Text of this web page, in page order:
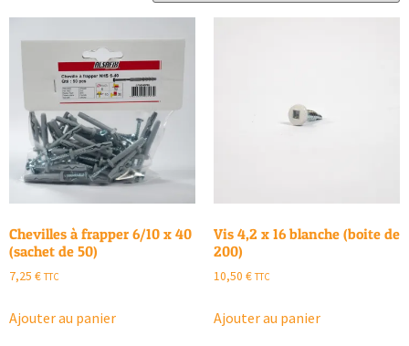
Chevilles à frapper 6/10 x 40
(sachet de 50)
7,25 € TTC
Ajouter au panier
Vis 4,2 x 16 blanche (boite de
200)
10,50 € TTC
Ajouter au panier